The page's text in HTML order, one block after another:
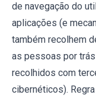
de navegação do
aplicações (e
também recolhem
as pessoas por
recolhidos com
cibernéticos).